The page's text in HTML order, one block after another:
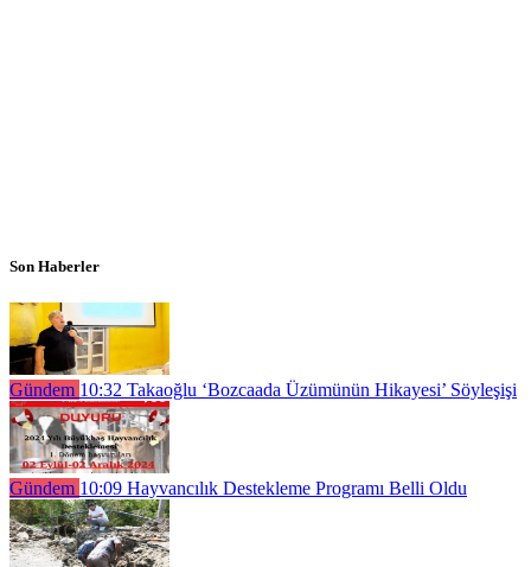
Son Haberler
Gündem 10:32 Takaoğlu ‘Bozcaada Üzümünün Hikayesi’ Söyleşişi
Gündem 10:09 Hayvancılık Destekleme Programı Belli Oldu